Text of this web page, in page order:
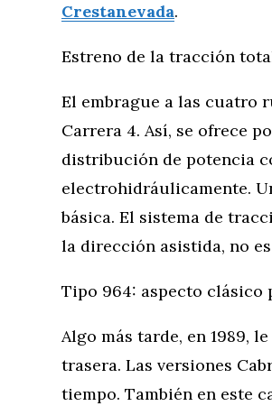
Crestanevada.
Estreno de la tracción
El embrague a las cuatro
Carrera 4. Así, se ofrece
distribución de potencia
electrohidráulicamente.
básica. El sistema de
la dirección asistida, no
Tipo 964: aspecto clásico
Algo más tarde, en 1989,
trasera. Las versiones
tiempo. También en este